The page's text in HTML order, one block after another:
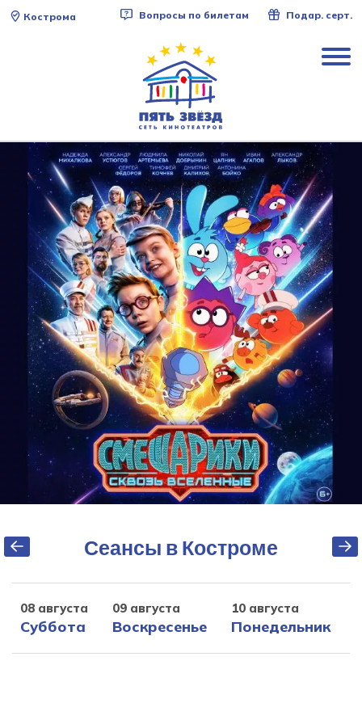
Кострома Вопросы по билетам Подар. серт.
Сеансы в Костроме
08 августа
Суббота
09 августа
Воскресенье
10 августа
Понедельник